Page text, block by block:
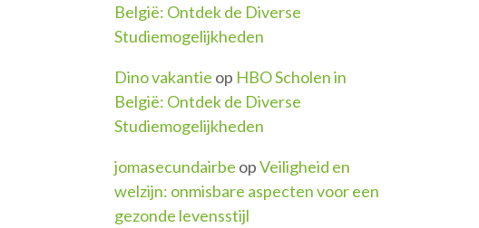
België: Ontdek de Diverse
Studiemogelijkheden
Dino vakantie op HBO Scholen in
België: Ontdek de Diverse
Studiemogelijkheden
jomasecundairbe opVeiligheid en
welzijn: onmisbare aspecten voor een
gezonde levensstijl